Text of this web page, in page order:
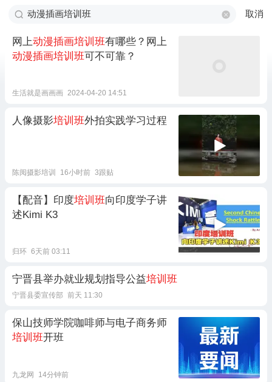
取消
网上动漫插画培训班有哪些？网上
动漫插画培训班可不可靠？
生活就是画画画 2024-04-20 14:51
人像摄影培训班外拍实践学习过程
陈阅摄影培训 16小时前 3跟贴
【配音】印度培训班向印度学子讲
述Kimi K3
归环 6天前 03:11
宁晋县举办就业规划指导公益培训班
宁晋县委宣传部 前天 11:30
保山技师学院咖啡师与电子商务师
培训班开班
九龙网 14分钟前